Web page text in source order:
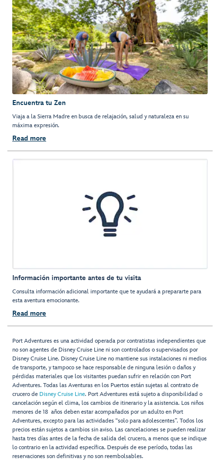
Encuentra tu Zen
Viaja a la Sierra Madre en busca de relajación, salud y naturaleza en su
máxima expresión.
Read more
Información importante antes de tu visita
Consulta información adicional importante que te ayudará a prepararte para
esta aventura emocionante.
Read more
Port Adventures es una actividad operada por contratistas independientes que
no son agentes de Disney Cruise Line ni son controlados o supervisados por
Disney Cruise Line. Disney Cruise Line no mantiene sus instalaciones ni medios
de transporte, y tampoco se hace responsable de ninguna lesión o daños y
pérdidas materiales que los visitantes puedan sufrir en relación con Port
Adventures. Todas las Aventuras en los Puertos están sujetas al contrato de
crucero de Disney Cruise Line. Port Adventures está sujeto a disponibilidad o
cancelación según el clima, los cambios de itinerario y la asistencia. Los niños
menores de 18 años deben estar acompañados por un adulto en Port
Adventures, excepto para las actividades “solo para adolescentes”. Todos los
precios están sujetos a cambios sin aviso. Las cancelaciones se pueden realizar
hasta tres días antes de la fecha de salida del crucero, a menos que se indique
lo contrario en la actividad específica. Después de ese período, todas las
reservaciones son definitivas y no son reembolsables.